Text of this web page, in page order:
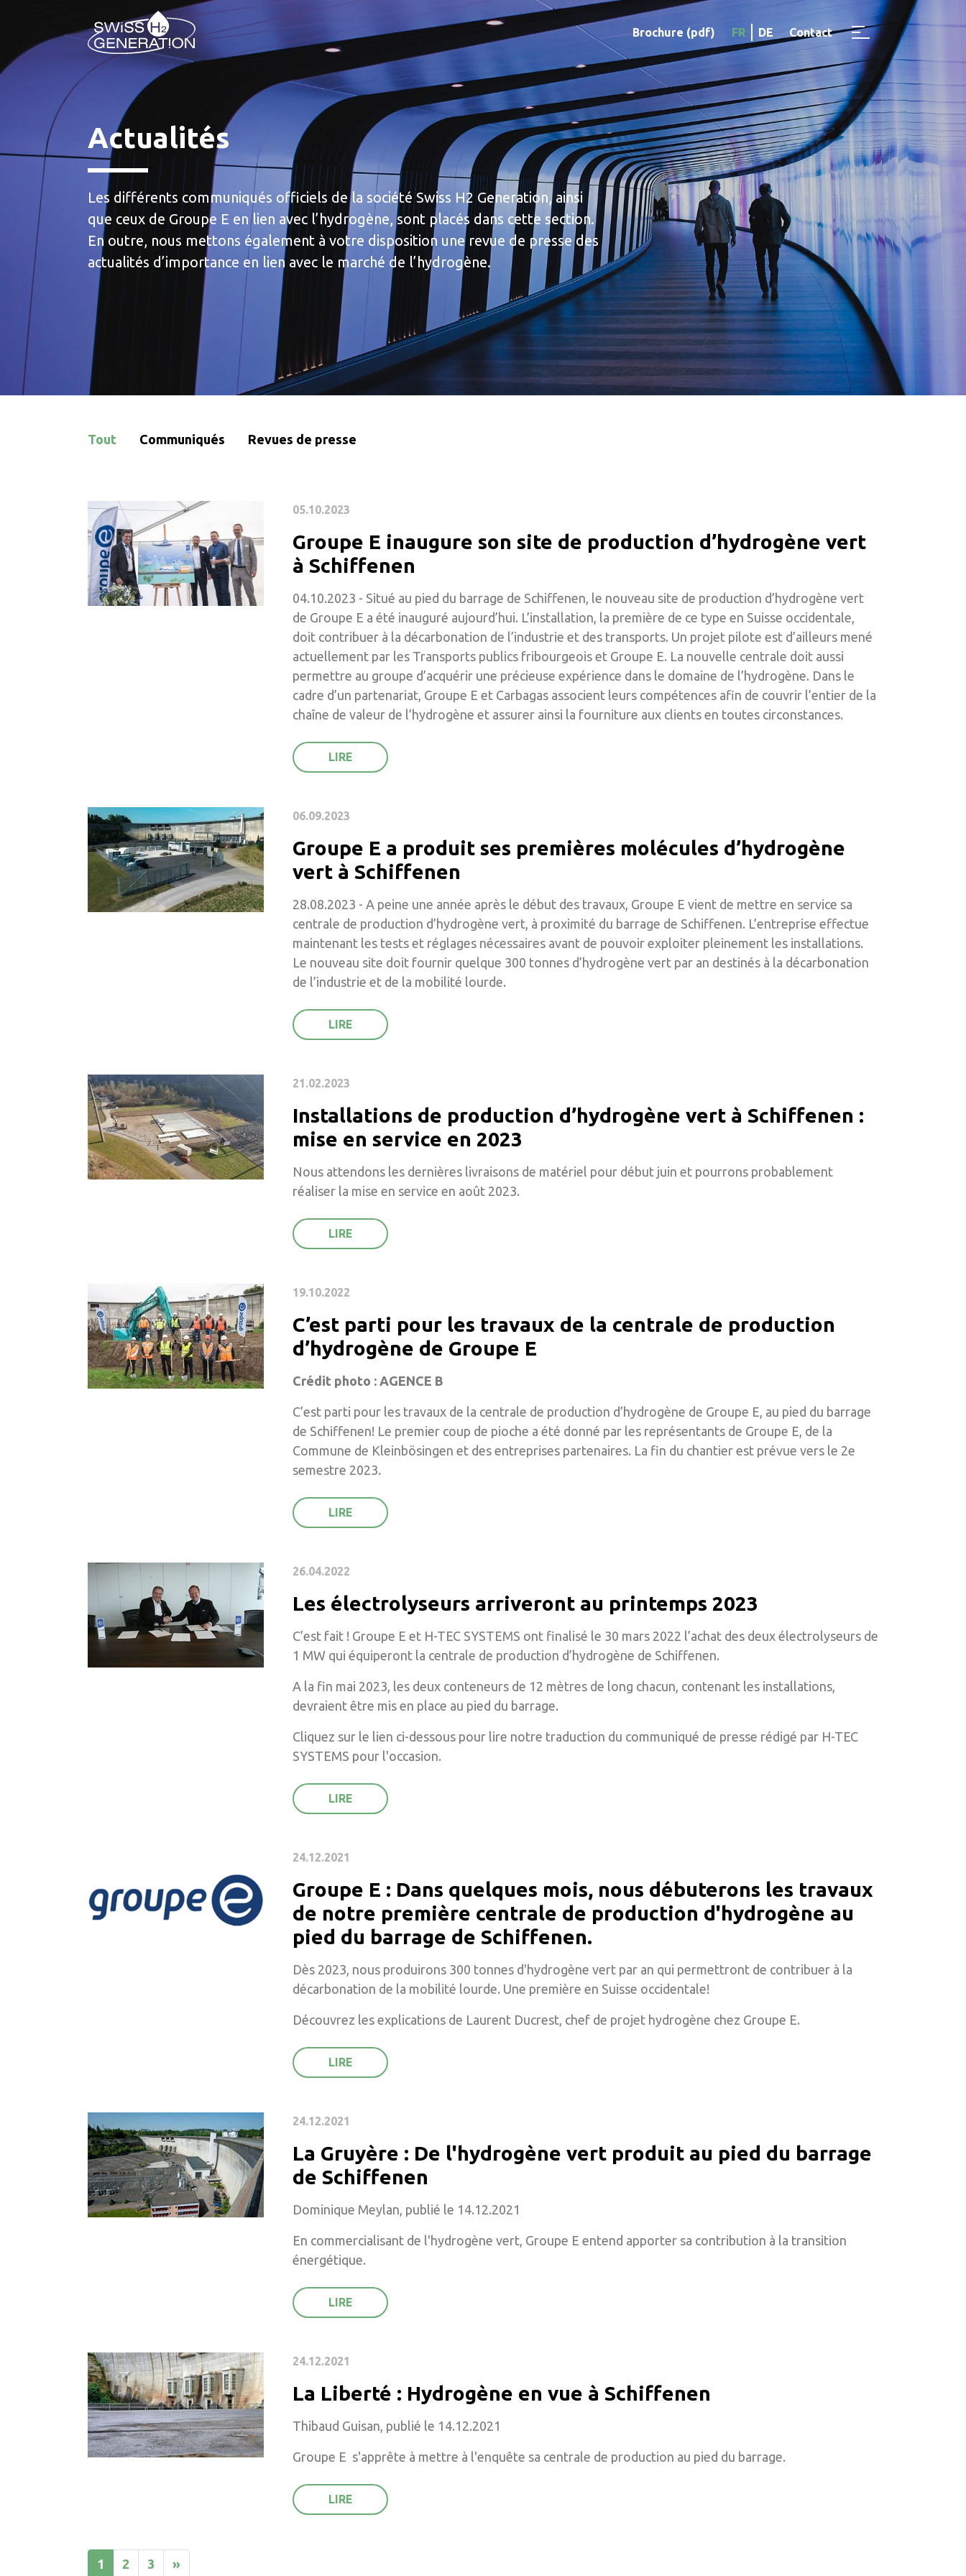
Brochure (pdf) FR DE Contact
Actualités
Les différents communiqués officiels de la société Swiss H2 Generation, ainsi
que ceux de Groupe E en lien avec l’hydrogène, sont placés dans cette section.
En outre, nous mettons également à votre disposition une revue de presse des
actualités d’importance en lien avec le marché de l’hydrogène.
Tout Communiqués Revues de presse
05.10.2023
Groupe E inaugure son site de production d’hydrogène vert
à Schiffenen
04.10.2023 - Situé au pied du barrage de Schiffenen, le nouveau site de production d’hydrogène vert
de Groupe E a été inauguré aujourd’hui. L’installation, la première de ce type en Suisse occidentale,
doit contribuer à la décarbonation de l’industrie et des transports. Un projet pilote est d’ailleurs mené
actuellement par les Transports publics fribourgeois et Groupe E. La nouvelle centrale doit aussi
permettre au groupe d’acquérir une précieuse expérience dans le domaine de l’hydrogène. Dans le
cadre d’un partenariat, Groupe E et Carbagas associent leurs compétences afin de couvrir l’entier de la
chaîne de valeur de l’hydrogène et assurer ainsi la fourniture aux clients en toutes circonstances.
06.09.2023
Groupe E a produit ses premières molécules d’hydrogène
vert à Schiffenen
28.08.2023 - A peine une année après le début des travaux, Groupe E vient de mettre en service sa
centrale de production d’hydrogène vert, à proximité du barrage de Schiffenen. L’entreprise effectue
maintenant les tests et réglages nécessaires avant de pouvoir exploiter pleinement les installations.
Le nouveau site doit fournir quelque 300 tonnes d’hydrogène vert par an destinés à la décarbonation
de l’industrie et de la mobilité lourde.
21.02.2023
Installations de production d’hydrogène vert à Schiffenen :
mise en service en 2023
Nous attendons les dernières livraisons de matériel pour début juin et pourrons probablement
réaliser la mise en service en août 2023.
19.10.2022
C’est parti pour les travaux de la centrale de production
d’hydrogène de Groupe E
Crédit photo : AGENCE B
C’est parti pour les travaux de la centrale de production d’hydrogène de Groupe E, au pied du barrage
de Schiffenen! Le premier coup de pioche a été donné par les représentants de Groupe E, de la
Commune de Kleinbösingen et des entreprises partenaires. La fin du chantier est prévue vers le 2e
semestre 2023.
26.04.2022
Les électrolyseurs arriveront au printemps 2023
C’est fait ! Groupe E et H-TEC SYSTEMS ont finalisé le 30 mars 2022 l’achat des deux électrolyseurs de
1 MW qui équiperont la centrale de production d’hydrogène de Schiffenen.
A la fin mai 2023, les deux conteneurs de 12 mètres de long chacun, contenant les installations,
devraient être mis en place au pied du barrage.
Cliquez sur le lien ci-dessous pour lire notre traduction du communiqué de presse rédigé par H-TEC
SYSTEMS pour l'occasion.
24.12.2021
Groupe E : Dans quelques mois, nous débuterons les travaux
de notre première centrale de production d'hydrogène au
pied du barrage de Schiffenen.
Dès 2023, nous produirons 300 tonnes d'hydrogène vert par an qui permettront de contribuer à la
décarbonation de la mobilité lourde. Une première en Suisse occidentale!
Découvrez les explications de Laurent Ducrest, chef de projet hydrogène chez Groupe E.
24.12.2021
La Gruyère : De l'hydrogène vert produit au pied du barrage
de Schiffenen
Dominique Meylan, publié le 14.12.2021
En commercialisant de l'hydrogène vert, Groupe E entend apporter sa contribution à la transition
énergétique.
24.12.2021
La Liberté : Hydrogène en vue à Schiffenen
Thibaud Guisan, publié le 14.12.2021
Groupe E s'apprête à mettre à l'enquête sa centrale de production au pied du barrage.
1 2 3 »